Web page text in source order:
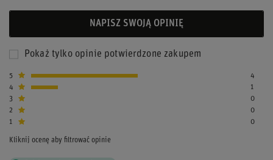
NAPISZ SWOJĄ OPINIĘ
Pokaż tylko opinie potwierdzone zakupem
5
4
4
1
3
0
2
0
1
0
Kliknij ocenę aby filtrować opinie